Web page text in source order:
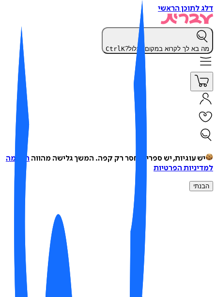
לתוכן הראשי
בא לך לקרוא במקום לגלול? CtrlK
יש עוגיות, יש ספרים, חסר רק קפה.המשך גלישה מהווההסכמה
הפרטיות